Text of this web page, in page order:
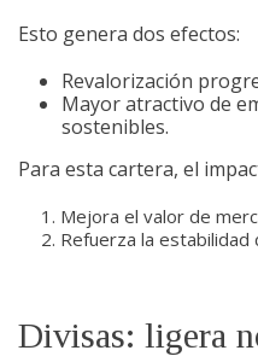
Esto genera dos efectos:
Revalorización
Mayor atractivo de
sostenibles.
Para esta cartera, el
Mejora el valor de
Refuerza la
Divisas: ligera